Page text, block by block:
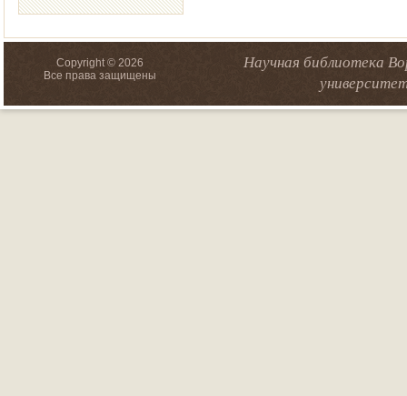
Copyright © 2026
Все права защищены
Научная библиотека